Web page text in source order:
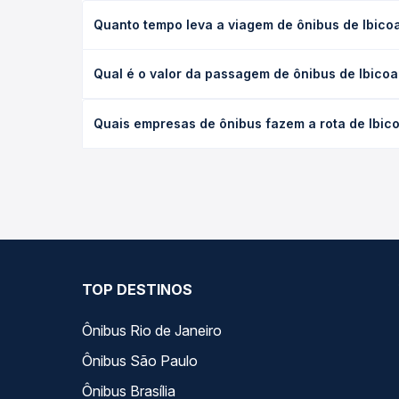
Quanto tempo leva a viagem de ônibus de
executivo ou leito) e as condições de tráfego. Na
Qual é o valor da passagem de ônibus de
de poltrona e a antecedência da compra. Na
Quais empresas de ônibus fazem a rota de
TOP DESTINOS
Ônibus Rio de Janeiro
Ônibus São Paulo
Ônibus Brasília